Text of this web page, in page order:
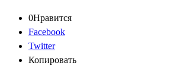
0Нравится
Facebook
Twitter
Копировать